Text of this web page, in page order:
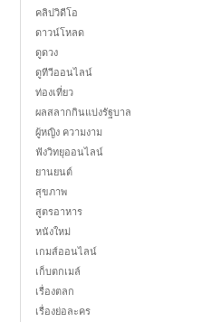
คลิปวิดีโอ
ดาวน์โหลด
ดูดวง
ดูทีวีออนไลน์
ท่องเที่ยว
ผลสลากกินแบ่งรัฐบาล
ผู้หญิง ความงาม
ฟังวิทยุออนไลน์
ยานยนต์
สุขภาพ
สูตรอาหาร
หนังใหม่
เกมส์ออนไลน์
เก็บตกเมล์
เรื่องตลก
เรื่องย่อละคร